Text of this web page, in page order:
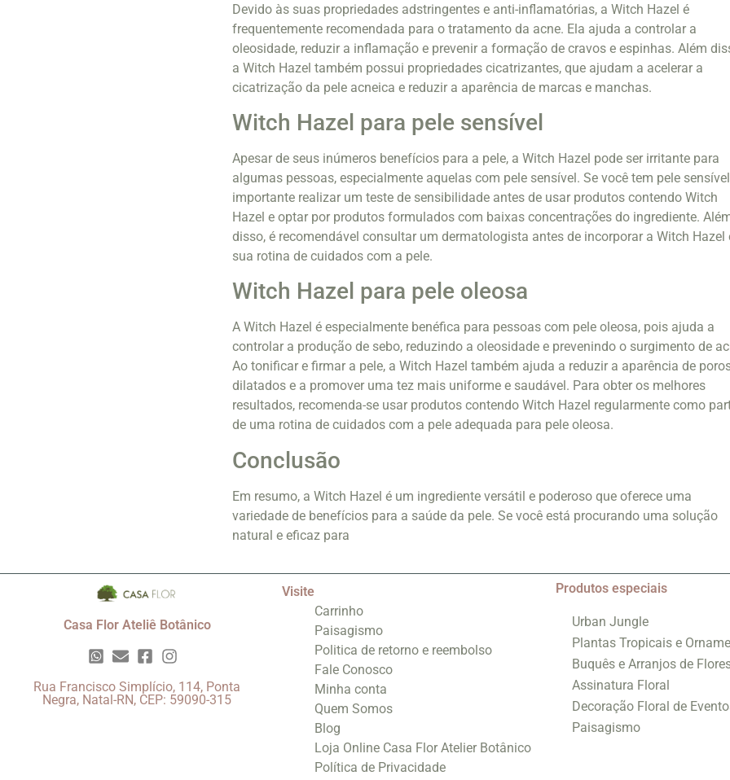
Devido às suas propriedades adstringentes e anti-inflamatórias, a Witch Hazel é
frequentemente recomendada para o tratamento da acne. Ela ajuda a controlar a
oleosidade, reduzir a inflamação e prevenir a formação de cravos e espinhas. Além
a Witch Hazel também possui propriedades cicatrizantes, que ajudam a acelerar a
cicatrização da pele acneica e reduzir a aparência de marcas e manchas.
Witch Hazel para pele sensível
Apesar de seus inúmeros benefícios para a pele, a Witch Hazel pode ser irritante para
algumas pessoas, especialmente aquelas com pele sensível. Se você tem pele
importante realizar um teste de sensibilidade antes de usar produtos contendo Witch
Hazel e optar por produtos formulados com baixas concentrações do ingrediente.
disso, é recomendável consultar um dermatologista antes de incorporar a Witch Hazel
sua rotina de cuidados com a pele.
Witch Hazel para pele oleosa
A Witch Hazel é especialmente benéfica para pessoas com pele oleosa, pois ajuda a
controlar a produção de sebo, reduzindo a oleosidade e prevenindo o surgimento de
Ao tonificar e firmar a pele, a Witch Hazel também ajuda a reduzir a aparência de
dilatados e a promover uma tez mais uniforme e saudável. Para obter os melhores
resultados, recomenda-se usar produtos contendo Witch Hazel regularmente como
de uma rotina de cuidados com a pele adequada para pele oleosa.
Conclusão
Em resumo, a Witch Hazel é um ingrediente versátil e poderoso que oferece uma
variedade de benefícios para a saúde da pele. Se você está procurando uma solução
natural e eficaz para
Casa Flor Ateliê Botânico
Rua Francisco Simplício, 114, Ponta
Negra, Natal-RN, CEP: 59090-315
Visite
Carrinho
Paisagismo
Politica de retorno e reembolso
Fale Conosco
Minha conta
Quem Somos
Blog
Loja Online Casa Flor Atelier Botânico
Política de Privacidade
Produtos especiais
Urban Jungle
Plantas Tropicais e
Buquês e Arranjos de
Assinatura Floral
Decoração Floral de
Paisagismo